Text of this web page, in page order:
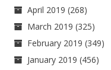
April 2019 (268)
March 2019 (325)
February 2019 (349)
January 2019 (456)